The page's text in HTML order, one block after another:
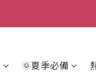
🌞夏季必備